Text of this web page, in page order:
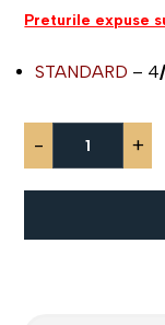
Preturile expuse
STANDARD – 4
- +